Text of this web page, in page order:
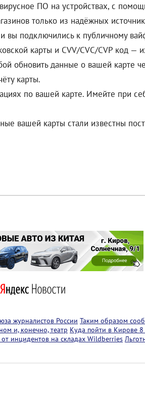
ПО на устройствах, с
только из надёжных
вы подключились к публичному
карты и CVV/CVC/CVP код
обновить данные о вашей карте
карты.
по вашей карте. Имейте при
вашей карты стали известны
журналистов России Таким образом
и, конечно, театр Куда пойти в Кирове 8
инцидентов на складах Wildberries